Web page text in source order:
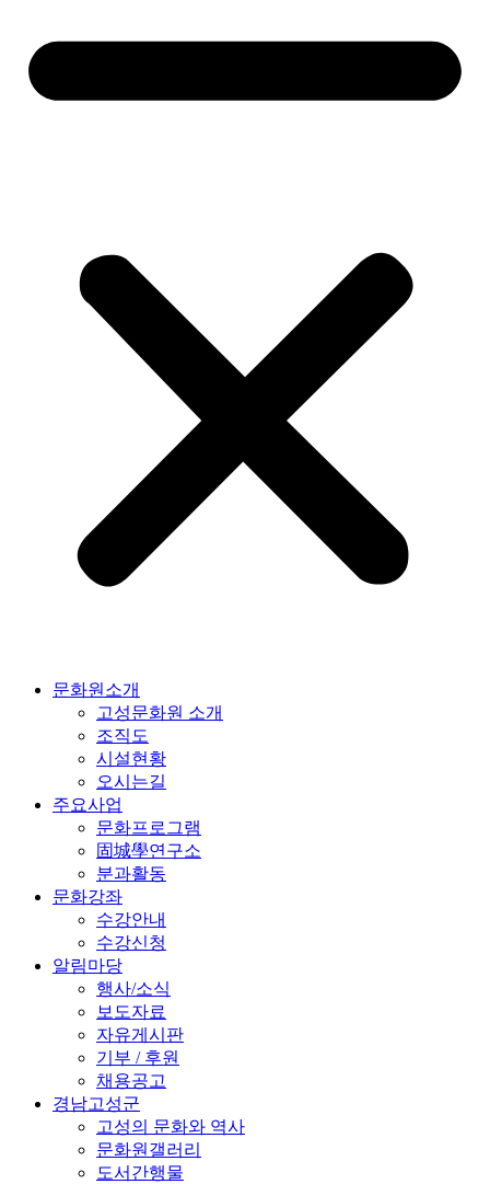
문화원소개
고성문화원 소개
조직도
시설현황
오시는길
주요사업
문화프로그램
固城學연구소
분과활동
문화강좌
수강안내
수강신청
알림마당
행사/소식
보도자료
자유게시판
기부 / 후원
채용공고
경남고성군
고성의 문화와 역사
문화원갤러리
도서간행물